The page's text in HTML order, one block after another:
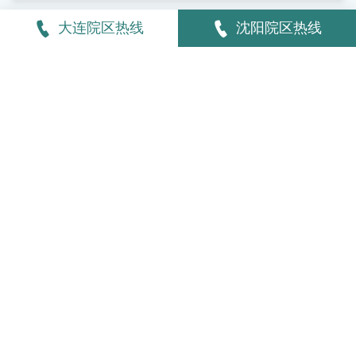
治疗方案，切勿因症状较轻而长期拖延，以免影响下肢静脉
健康和生活质量。
大连院区热线 沈阳院区热线